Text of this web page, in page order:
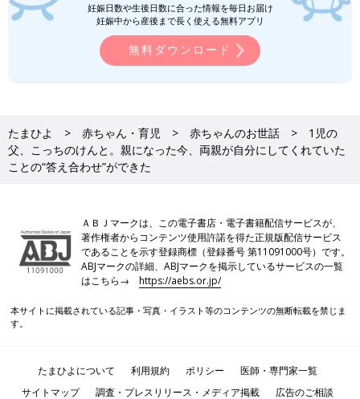
妊娠日数や生後日数に合った情報を毎日お届け
妊娠中から産後まで長く使える無料アプリ
無料ダウンロード
たまひよ 赤ちゃん・育児 赤ちゃんのお世話
1児の
父、こっちのけんと。親になった今、両親が自分にしてくれていた
ことの“答え合わせ”ができた
ＡＢＪマークは、この電子書店・電子書籍配信サービスが、
著作権者からコンテンツ使用許諾を得た正規版配信サービス
であることを示す登録商標（登録番号 第11091000号）です。
ABJマークの詳細、ABJマークを掲示しているサービスの一覧
はこちら→https://aebs.or.jp/
本サイトに掲載されている記事・写真・イラスト等のコンテンツの無断転載を禁じま
す。
たまひよについて 利用規約 ポリシー
医師・専門家一覧
サイトマップ
調査・プレスリリース・メディア掲載 広告のご相談